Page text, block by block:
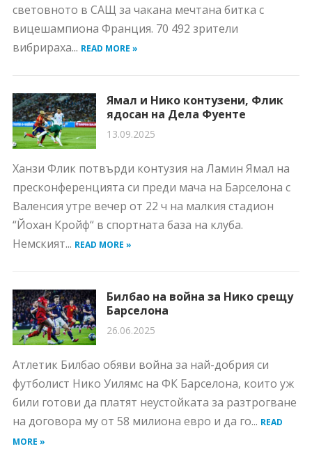
световното в САЩ за чакана мечтана битка с
вицешампиона Франция. 70 492 зрители
вибрираха... READ MORE »
Ямал и Нико контузени, Флик
ядосан на Дела Фуенте
13.09.2025
Ханзи Флик потвърди контузия на Ламин Ямал на
пресконференцията си преди мача на Барселона с
Валенсия утре вечер от 22 ч на малкия стадион
“Йохан Кройф“ в спортната база на клуба.
Немският... READ MORE »
Билбао на война за Нико срещу
Барселона
26.06.2025
Атлетик Билбао обяви война за най-добрия си
футболист Нико Уилямс на ФК Барселона, които уж
били готови да платят неустойката за разтрогване
на договора му от 58 милиона евро и да го... READ
MORE »